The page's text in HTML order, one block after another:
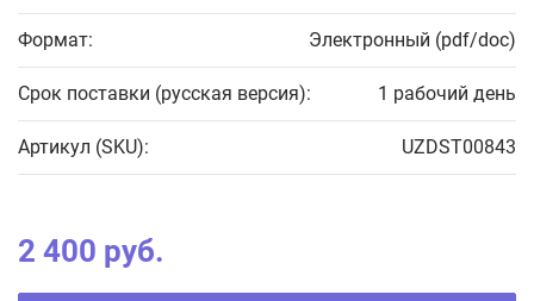
Формат: Электронный (pdf/doc)
Срок поставки (русская версия): 1 рабочий день
Артикул (SKU): UZDST00843
2 400 руб.